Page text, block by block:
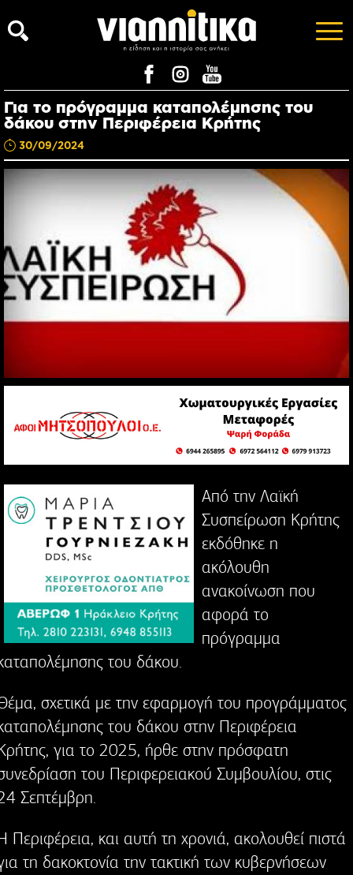
Για το πρόγραμμα καταπολέμησης του
δάκου στην Περιφέρεια Κρήτης
30/09/2024
Από την Λαϊκή
Συσπείρωση Κρήτης
εκδόθηκε η
ακόλουθη
ανακοίνωση που
αφορά το
πρόγραμμα
του δάκου.
σχετικά με την εφαρμογή του προγράμματος
του δάκου στην Περιφέρεια
για το 2025, ήρθε στην πρόσφατη
του Περιφερειακού Συμβουλίου, στις
Σεπτέμβρη.
Περιφέρεια, και αυτή τη χρονιά, ακολουθεί πιστά
τη δακοκτονία την τακτική των κυβερνήσεων